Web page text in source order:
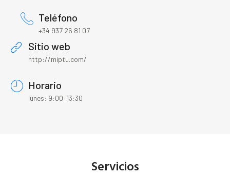
Teléfono
+34 937 26 81 07
Sitio web
http://miptu.com/
Horario
lunes: 9:00–13:30
Servicios